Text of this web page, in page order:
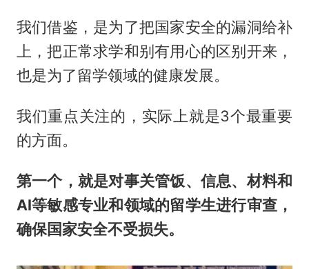
我们借鉴，是为了把国家安全的漏洞给补
上，把正常求学和别有用心的区别开来，
也是为了留学领域的健康发展。
我们重点关注的，实际上就是3个最重要
的方面。
第一个，就是对事关管饭、信息、材料和
AI等敏感专业和领域的留学生进行审查，
确保国家安全不受损失。